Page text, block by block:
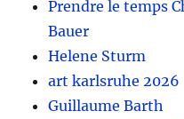
Prendre le temps
Bauer
Helene Sturm
art karlsruhe 2026
Guillaume Barth